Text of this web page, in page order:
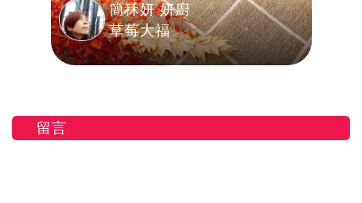
簡秝妍 妍廚
草莓大福
留言